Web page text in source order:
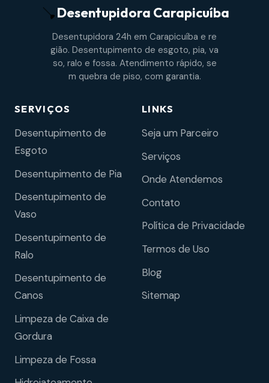
Desentupidora Carapicuíba
Desentupidora 24h em Carapicuíba e re
gião. Desentupimento de esgoto, pia, va
so, ralo e fossa. Atendimento rápido, se
m quebra de piso, com garantia.
SERVIÇOS
Desentupimento de
Esgoto
Desentupimento de Pia
Desentupimento de
Vaso
Desentupimento de
Ralo
Desentupimento de
Canos
Limpeza de Caixa de
Gordura
Limpeza de Fossa
LINKS
Seja um Parceiro
Serviços
Onde Atendemos
Contato
Política de Privacidade
Termos de Uso
Blog
Sitemap